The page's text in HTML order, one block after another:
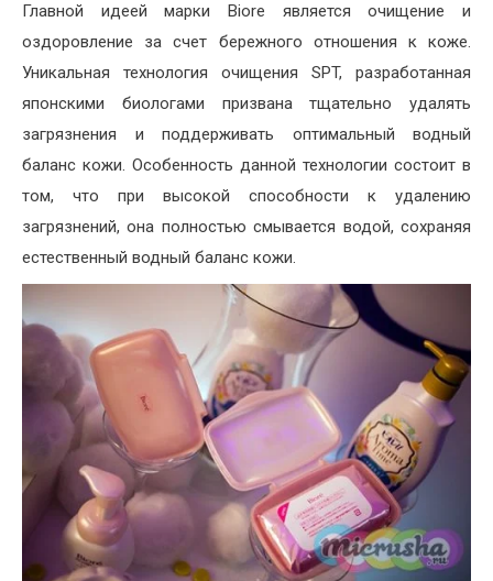
Главной идеей марки Biore является очищение и
оздоровление за счет бережного отношения к коже.
Уникальная технология очищения SPT, разработанная
японскими биологами призвана тщательно удалять
загрязнения и поддерживать оптимальный водный
баланс кожи. Особенность данной технологии состоит в
том, что при высокой способности к удалению
загрязнений, она полностью смывается водой, сохраняя
естественный водный баланс кожи.